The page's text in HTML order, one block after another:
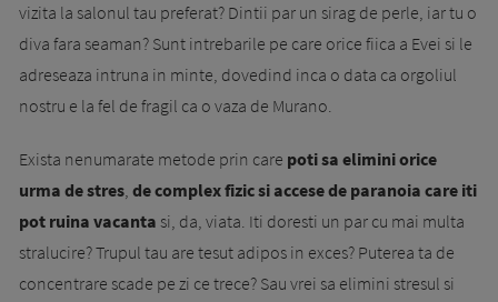
vizita la salonul tau preferat? Dintii par un sirag de perle, iar tu o
diva fara sea­man? Sunt intrebarile pe care orice fiica a Evei si le
adreseaza intruna in minte, dovedind in­ca o data ca orgoliul
nostru e la fel de fragil ca o vaza de Murano.
Exista nenumarate metode prin care poti sa elimini orice
urma de stres, de complex fizic si accese de paranoia care iti
pot ruina va­can­ta si, da, viata. Iti doresti un par cu mai multa
stra­lucire? Trupul tau are tesut adipos in exces? Pu­terea ta de
concentrare scade pe zi ce tre­ce? Sau vrei sa elimini stresul si